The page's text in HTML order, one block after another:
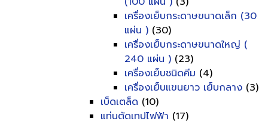
เครื่องเย็บกระดาษขนาดเล็ก (30
แผ่น ) (30)
เครื่องเย็บกระดาษขนาดใหญ่ (
240 แผ่น ) (23)
เครื่องเย็บชนิดคีม (4)
เครื่องเย็บแขนยาว เย็บกลาง (3)
เบ็ดเตล็ด (10)
แท่นตัดเทปไฟฟ้า (17)